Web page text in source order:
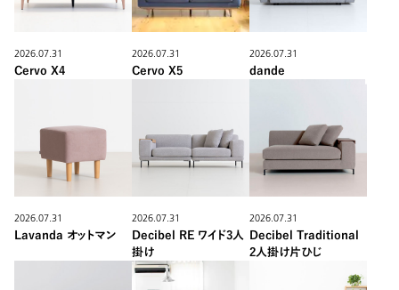
2026.07.31
Cervo X4
2026.07.31
Cervo X5
2026.07.31
dande
2026.07.31
Lavanda オットマン
2026.07.31
Decibel RE ワイド3人
掛け
2026.07.31
Decibel Traditional
2人掛け片ひじ